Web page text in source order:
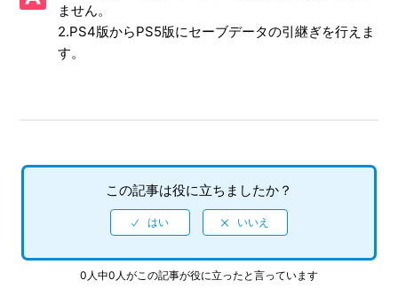
【PS4/ソニックスーパースターズ】シェア機能に対応して
いますか（制限されている機能はありますか）
か
【PS4/ソニックスーパースターズ】難易度設定はあります
【PS4/ソニックスーパースターズ】最大何人まで同時プレ
ません。
2.PS4版からPS5版にセーブデータの引継ぎを行えま
す。
この記事は役に立ちましたか？
0人中0人がこの記事が役に立ったと言っています